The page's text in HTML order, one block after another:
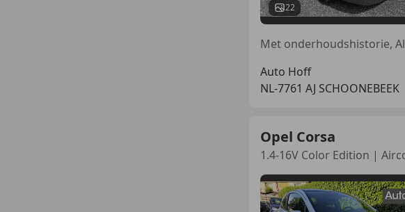
22
Auto Hoff
NL-7761 AJ SCHOONEBEEK
Opel Corsa
1.4-16V Color Edition |